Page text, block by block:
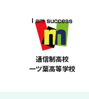
通信制高校
一ツ葉高等学校